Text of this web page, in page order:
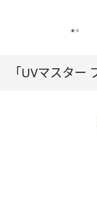
「UVマスター